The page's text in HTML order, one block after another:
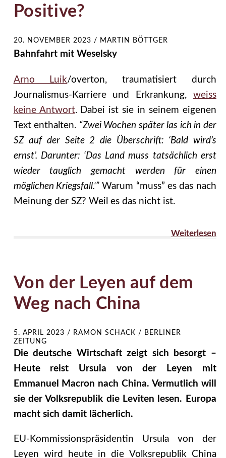
Positive?
20. NOVEMBER 2023 / MARTIN BÖTTGER
Bahnfahrt mit Weselsky
Arno Luik/overton, traumatisiert durch
Journalismus-Karriere und Erkrankung, weiss
keine Antwort. Dabei ist sie in seinem eigenen
Text enthalten. “Zwei Wochen später las ich in der
SZ auf der Seite 2 die Überschrift: ‘Bald wird’s
ernst’. Darunter: ‘Das Land muss tatsächlich erst
wieder tauglich gemacht werden für einen
möglichen Kriegsfall.'” Warum “muss” es das nach
Meinung der SZ? Weil es das nicht ist.
Weiterlesen
Von der Leyen auf dem
Weg nach China
5. APRIL 2023 /
RAMON SCHACK / BERLINER
ZEITUNG
Die deutsche Wirtschaft zeigt sich besorgt –
Heute reist Ursula von der Leyen mit
Emmanuel Macron nach China. Vermutlich will
sie der Volksrepublik die Leviten lesen. Europa
macht sich damit lächerlich.
EU-Kommissionspräsidentin Ursula von der
Leyen wird heute in die Volksrepublik China